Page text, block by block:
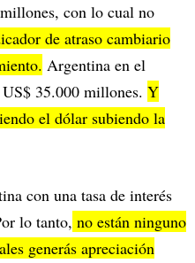
con lo cual no
de atraso cambiario
Argentina en el
35.000 millones. Y
el dólar subiendo la
con una tasa de interés
lo tanto, no están ninguno
generás apreciación